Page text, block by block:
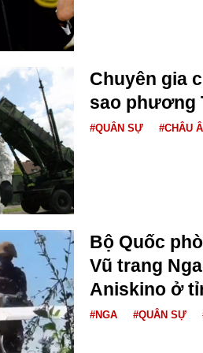
Chuyên gia
sao phương
#QUÂN SỰ #CHÂU
Bộ Quốc
Vũ trang
Aniskino ở
#NGA #QUÂN SỰ